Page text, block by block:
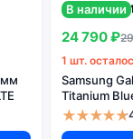
Огромный выбор
цветов и моделей
В наличии
24 790 ₽
1 шт.
Samsung
Titanium
★★★★★